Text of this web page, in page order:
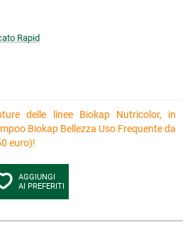
Rapid
delle linee Biokap Nutricolor, in
Biokap Bellezza Uso Frequente da
euro)!
AGGIUNGI
AI PREFERITI